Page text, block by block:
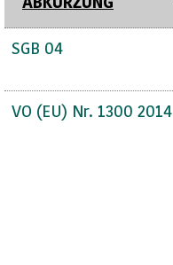
SGB 04
VO (EU) Nr. 1300 2014